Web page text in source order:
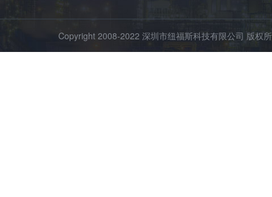
Copyright 2008-2022 深圳市纽福斯科技有限公司 版